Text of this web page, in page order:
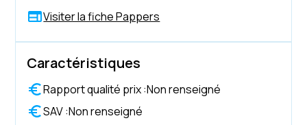
Visiter la fiche Pappers
Caractéristiques
Rapport qualité prix :Non renseigné
SAV :Non renseigné